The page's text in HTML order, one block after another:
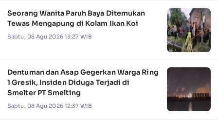
Seorang Wanita Paruh Baya Ditemukan
Tewas Mengapung di Kolam Ikan Koi
Sabtu, 08 Agu 2026 13:27 WIB
Dentuman dan Asap Gegerkan Warga Ring
1 Gresik, Insiden Diduga Terjadi di
Smelter PT Smelting
Sabtu, 08 Agu 2026 12:37 WIB